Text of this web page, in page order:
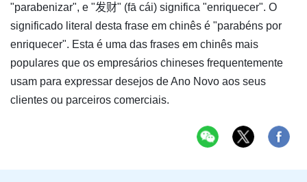
"parabenizar", e "发财" (fā cái) significa "enriquecer". O
significado literal desta frase em chinês é "parabéns por
enriquecer". Esta é uma das frases em chinês mais
populares que os empresários chineses frequentemente
usam para expressar desejos de Ano Novo aos seus
clientes ou parceiros comerciais.